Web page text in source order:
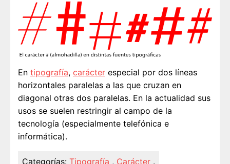
En tipografía, carácter especial por dos líneas
horizontales paralelas a las que cruzan en
diagonal otras dos paralelas. En la actualidad sus
usos se suelen restringir al campo de la
tecnología (especialmente telefónica e
informática).
Categorías: Tipografía , Carácter .